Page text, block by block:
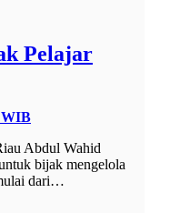
Pelajar
WIB
Abdul Wahid
bijak mengelola
dari…